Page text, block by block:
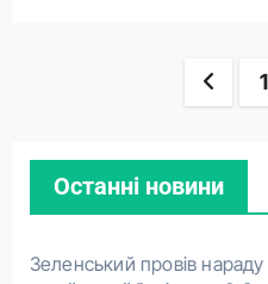
1
Останні новини
Зеленський провів нараду